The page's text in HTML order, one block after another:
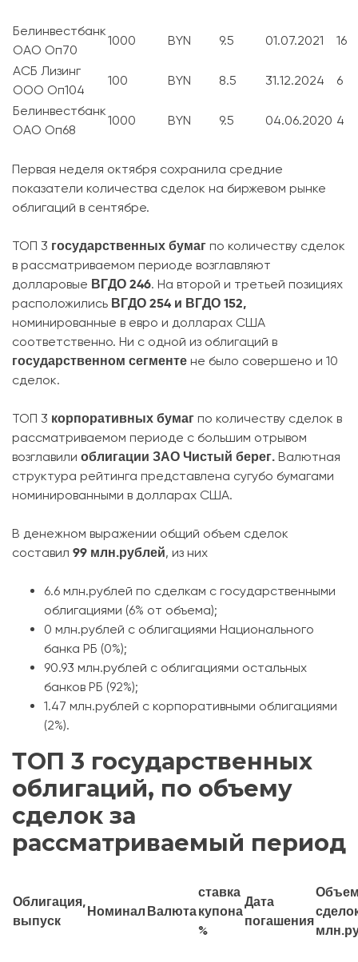
Белинвестбанк
ОАО Оп70
1000 BYN 9.5 01.07.2021
16
АСБ Лизинг
ООО Оп104
100 BYN 8.5 31.12.2024
6
Белинвестбанк
ОАО Оп68
1000 BYN 9.5 04.06.2020 4
Первая неделя октября сохранила средние
показатели количества сделок на биржевом рынке
облигаций в сентябре.
ТОП 3 государственных бумаг по количеству сделок
в рассматриваемом периоде возглавляют
долларовые ВГДО 246. На второй и третьей позициях
расположились ВГДО 254 и ВГДО 152,
номинированные в евро и долларах США
соответственно. Ни с одной из облигаций в
государственном сегменте не было совершено и 10
сделок.
ТОП 3 корпоративных бумаг по количеству сделок в
рассматриваемом периоде с большим отрывом
возглавили облигации ЗАО Чистый берег. Валютная
структура рейтинга представлена сугубо бумагами
номинированными в долларах США.
В денежном выражении общий объем сделок
составил 99 млн.рублей, из них
6.6 млн.рублей по сделкам с государственными
облигациями (6% от объема);
0 млн.рублей с облигациями Национального
банка РБ (0%);
90.93 млн.рублей с облигациями остальных
банков РБ (92%);
1.47 млн.рублей с корпоративными облигациями
(2%).
ТОП 3 государственных
облигаций, по объему
сделок за
рассматриваемый период
Облигация,
выпуск
НоминалВалюта
ставка
купона
%
Дата
погашения